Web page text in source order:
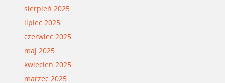
sierpień 2025
lipiec 2025
czerwiec 2025
maj 2025
kwiecień 2025
marzec 2025